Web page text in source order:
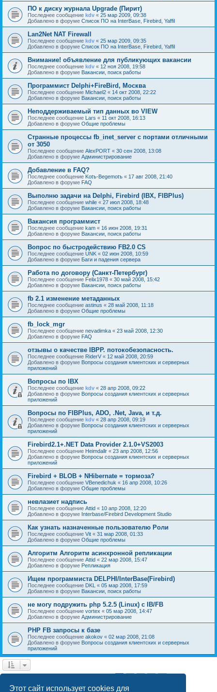
Этот сайт использует cookies для
ПО к диску журнала Upgrade (Пирит)
Последнее сообщение kdv « 25 мар 2009, 09:38
Добавлено в форуме Список ПО на InterBase, Firebird, Yaffil
Lan2Net NAT Firewall
Последнее сообщение kdv « 25 мар 2009, 09:35
Добавлено в форуме Список ПО на InterBase, Firebird, Yaffil
Внимание! объявление для публикующих вакансии
Последнее сообщение kdv « 12 ноя 2008, 19:58
Добавлено в форуме Вакансии, поиск работы
Программист Delphi+FireBird, Москва
Последнее сообщение Michael2 « 14 окт 2008, 22:22
Добавлено в форуме Вакансии, поиск работы
Неподдерживаемый тип данных во VIEW
Последнее сообщение Lars « 11 окт 2008, 16:13
Добавлено в форуме Общие проблемы
Странные процессы fb_inet_server с портами отличными
от 3050
Последнее сообщение AlexPORT « 30 сен 2008, 13:08
Добавлено в форуме Администрирование
Добавление в FAQ?
Последнее сообщение Kotъ-Begemotъ « 17 авг 2008, 21:40
Добавлено в форуме FAQ
Выполню задачи на Delphi, Firebird (IBX, FIBPlus)
Последнее сообщение while « 27 июл 2008, 18:48
Добавлено в форуме Вакансии, поиск работы
Вакансия программист
Последнее сообщение kam « 16 июн 2008, 19:31
Добавлено в форуме Вакансии, поиск работы
Вопрос по быстродействию FB2.0 CS
Последнее сообщение UNK « 02 июн 2008, 10:59
Добавлено в форуме Баги и падения сервера
Работа по договору (Санкт-Петербург)
Последнее сообщение Felix1978 « 30 май 2008, 15:42
Добавлено в форуме Вакансии, поиск работы
fb 2.1 изменение метаданных
Последнее сообщение astinus « 28 май 2008, 11:18
Добавлено в форуме Общие проблемы
fb_lock_mgr
Последнее сообщение nevadimka « 23 май 2008, 12:30
Добавлено в форуме FAQ
отзывы о качестве IBPP. потокобезопасность.
Последнее сообщение RiderV « 12 май 2008, 20:59
Добавлено в форуме Вопросы создания клиентских и серверных
приложений
Вопросы по IBX
Последнее сообщение kdv « 28 апр 2008, 09:22
Добавлено в форуме Вопросы создания клиентских и серверных
приложений
Вопросы по FIBPlus, ADO, .Net, Java, и т.д.
Последнее сообщение kdv « 28 апр 2008, 09:19
Добавлено в форуме Вопросы создания клиентских и серверных
приложений
Firebird2.1+.NET Data Provider 2.1.0+VS2003
Последнее сообщение Heimdallr « 23 апр 2008, 12:56
Добавлено в форуме Вопросы создания клиентских и серверных
приложений
Firebird + BLOB + NHibernate = тормоза?
Последнее сообщение VBenedichuk « 16 апр 2008, 10:26
Добавлено в форуме Общие проблемы
невлазиет надпись
Последнее сообщение Attid « 10 апр 2008, 12:20
Добавлено в форуме Interbase/Firebird Development Studio
Как узнать назначенные пользователю Роли
Последнее сообщение Vit « 31 мар 2008, 01:33
Добавлено в форуме Общие проблемы
Алгоритм Алгоритм асинхронной репликации
Последнее сообщение Attid « 22 мар 2008, 15:47
Добавлено в форуме Репликация
Ищем программиста DELPHI/InterBase(Firebird)
Последнее сообщение DKL « 05 мар 2008, 17:59
Добавлено в форуме Вакансии, поиск работы
не могу подружить php 5.2.5 (Linux) с IB/FB
Последнее сообщение vortex « 05 мар 2008, 14:47
Добавлено в форуме Администрирование
PHP FB запросы к базе
Последнее сообщение akokov « 02 мар 2008, 21:08
Добавлено в форуме Вопросы создания клиентских и серверных
приложений